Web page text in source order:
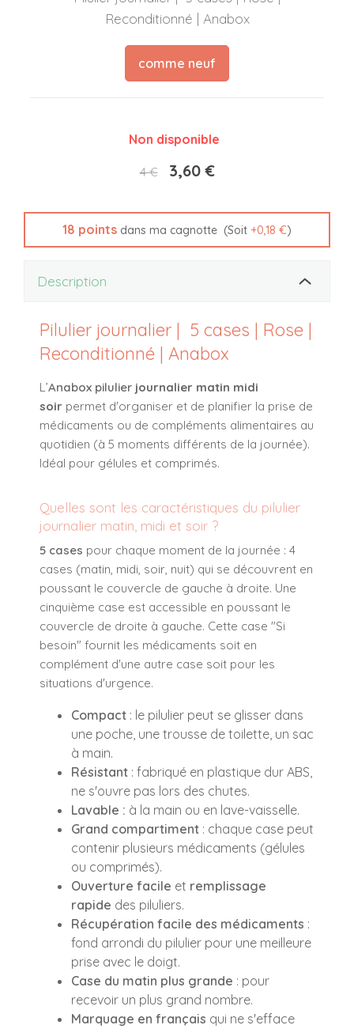
Reconditionné | Anabox
comme neuf
Non disponible
4 € 3,60 €
18 points dans ma cagnotte (Soit +0,18 €)
Description
Pilulier journalier | 5 cases | Rose |
Reconditionné | Anabox
L’Anabox pilulier journalier matin midi
soir permet d'organiser et de planifier la prise de
médicaments ou de compléments alimentaires au
quotidien (à 5 moments différents de la journée).
Idéal pour gélules et comprimés.
Quelles sont les caractéristiques du pilulier
journalier matin, midi et soir ?
5 cases pour chaque moment de la journée : 4
cases (matin, midi, soir, nuit) qui se découvrent en
poussant le couvercle de gauche à droite. Une
cinquième case est accessible en poussant le
couvercle de droite à gauche. Cette case "Si
besoin" fournit les médicaments soit en
complément d'une autre case soit pour les
situations d'urgence.
Compact : le pilulier peut se glisser dans
une poche, une trousse de toilette, un sac
à main.
Résistant : fabriqué en plastique dur ABS,
ne s'ouvre pas lors des chutes.
Lavable : à la main ou en lave-vaisselle.
Grand compartiment : chaque case peut
contenir plusieurs médicaments (gélules
ou comprimés).
Ouverture facile et remplissage
rapide des piluliers.
Récupération facile des médicaments :
fond arrondi du pilulier pour une meilleure
prise avec le doigt.
Case du matin plus grande : pour
recevoir un plus grand nombre.
Marquage en français qui ne s'efface